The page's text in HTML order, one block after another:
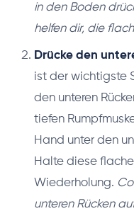
in den Boden
helfen dir, die
Drücke den
ist der wichtigste
den unteren
tiefen
Hand unter den
Halte diese
Wiederholung.
unteren Rücken